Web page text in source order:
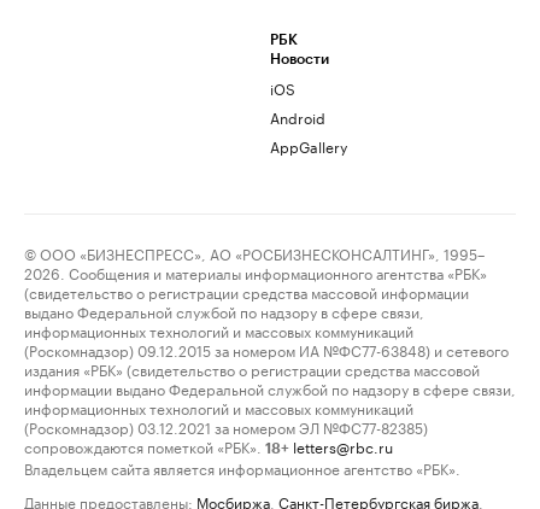
РБК
Новости
iOS
Android
AppGallery
© ООО «БИЗНЕСПРЕСС», АО «РОСБИЗНЕСКОНСАЛТИНГ», 1995–
2026. Сообщения и материалы информационного агентства «РБК»
(свидетельство о регистрации средства массовой информации
выдано Федеральной службой по надзору в сфере связи,
информационных технологий и массовых коммуникаций
(Роскомнадзор) 09.12.2015 за номером ИА №ФС77-63848) и сетевого
издания «РБК» (свидетельство о регистрации средства массовой
информации выдано Федеральной службой по надзору в сфере связи,
информационных технологий и массовых коммуникаций
(Роскомнадзор) 03.12.2021 за номером ЭЛ №ФС77-82385)
сопровождаются пометкой «РБК».
18+ letters@rbc.ru
Владельцем сайта является информационное агентство «РБК».
Данные предоставлены: Мосбиржа Санкт-Петербургская биржа